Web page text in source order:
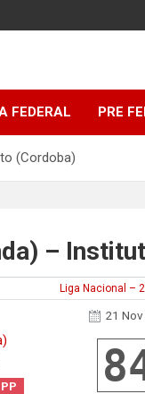
FEDERAL PRE
(Cordoba)
–
Liga Nacional –
21
PP